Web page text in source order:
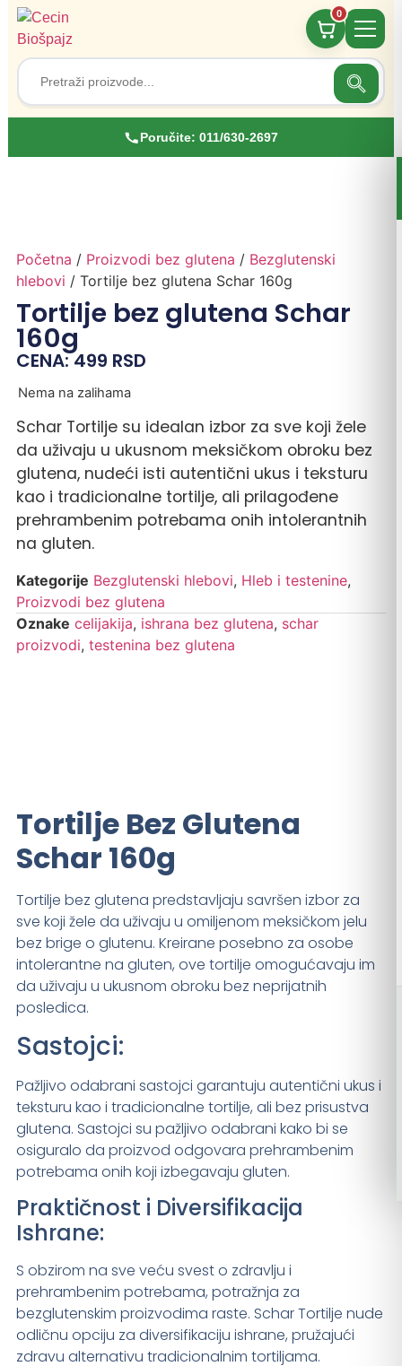
Search
for:
0
Poručite: 011/630-2697
Početna / Proizvodi bez glutena / Bezglutenski
hlebovi / Tortilje bez glutena Schar 160g
Tortilje bez glutena Schar
160g
CENA:499 RSD
Nema na zalihama
Schar Tortilje su idealan izbor za sve koji žele
da uživaju u ukusnom meksičkom obroku bez
glutena, nudeći isti autentični ukus i teksturu
kao i tradicionalne tortilje, ali prilagođene
prehrambenim potrebama onih intolerantnih
na gluten.
Kategorije Bezglutenski hlebovi, Hleb i testenine,
Proizvodi bez glutena
Oznake celijakija, ishrana bez glutena, schar
proizvodi, testenina bez glutena
Tortilje Bez Glutena
Schar 160g
Tortilje bez glutena predstavljaju savršen izbor za
sve koji žele da uživaju u omiljenom meksičkom jelu
bez brige o glutenu. Kreirane posebno za osobe
intolerantne na gluten, ove tortilje omogućavaju im
da uživaju u ukusnom obroku bez neprijatnih
posledica.
Sastojci:
Pažljivo odabrani sastojci garantuju autentični ukus i
teksturu kao i tradicionalne tortilje, ali bez prisustva
glutena. Sastojci su pažljivo odabrani kako bi se
osiguralo da proizvod odgovara prehrambenim
potrebama onih koji izbegavaju gluten.
Praktičnost i Diversifikacija
Ishrane:
S obzirom na sve veću svest o zdravlju i
prehrambenim potrebama, potražnja za
bezglutenskim proizvodima raste. Schar Tortilje nude
odličnu opciju za diversifikaciju ishrane, pružajući
zdravu alternativu tradicionalnim tortiljama.